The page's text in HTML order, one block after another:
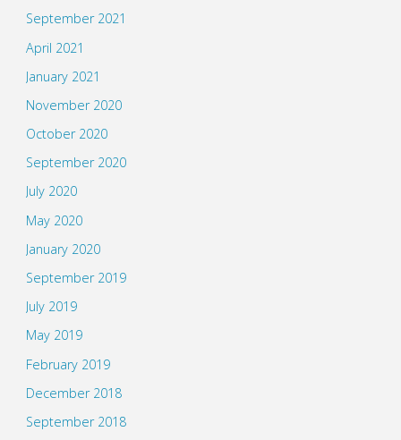
September 2021
April 2021
January 2021
November 2020
October 2020
September 2020
July 2020
May 2020
January 2020
September 2019
July 2019
May 2019
February 2019
December 2018
September 2018